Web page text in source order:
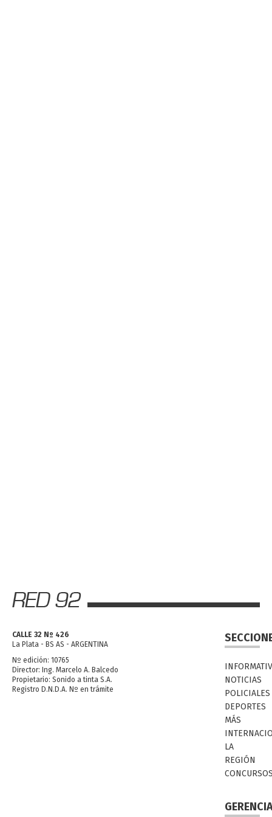
CALLE 32 Nº 426
La Plata - BS AS - ARGENTINA
Nº edición: 10765
Director: Ing. Marcelo A. Balcedo
Propietario: Sonido a tinta S.A.
Registro D.N.D.A. Nº en trámite
NOTICIAS
POLICIALES
DEPORTES
MÁS
LA
REGIÓN